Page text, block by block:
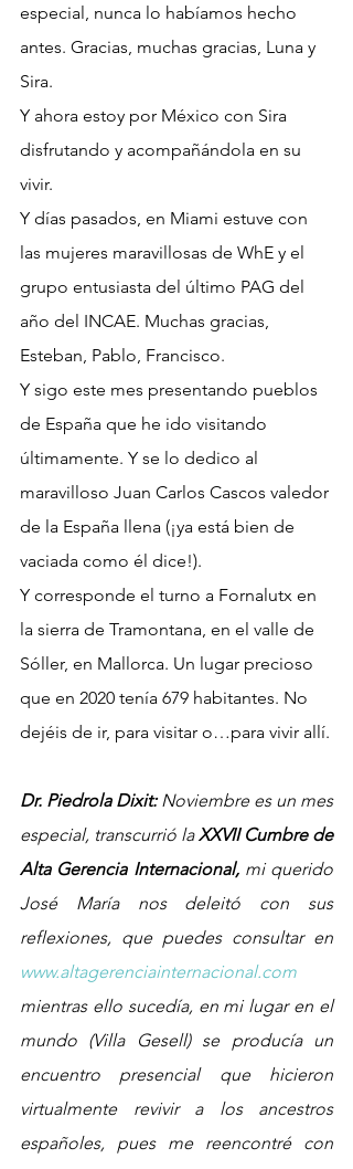
especial, nunca lo habíamos hecho
antes. Gracias, muchas gracias, Luna y
Sira.
Y ahora estoy por México con Sira
disfrutando y acompañándola en su
vivir.
Y días pasados, en Miami estuve con
las mujeres maravillosas de WhE y el
grupo entusiasta del último PAG del
año del INCAE. Muchas gracias,
Esteban, Pablo, Francisco.
Y sigo este mes presentando pueblos
de España que he ido visitando
últimamente. Y se lo dedico al
maravilloso Juan Carlos Cascos valedor
de la España llena (¡ya está bien de
vaciada como él dice!).
Y corresponde el turno a Fornalutx en
la sierra de Tramontana, en el valle de
Sóller, en Mallorca. Un lugar precioso
que en 2020 tenía 679 habitantes. No
dejéis de ir, para visitar o…para vivir allí.
Dr. Piedrola Dixit: Noviembre es un mes
especial, transcurrió la XXVII Cumbre de
Alta Gerencia Internacional, mi querido
José María nos deleitó con sus
www.altagerenciainternacional.com
mientras ello sucedía, en mi lugar en el
mundo (Villa Gesell) se producía un
encuentro presencial que hicieron
virtualmente revivir a los ancestros
españoles, pues me reencontré con